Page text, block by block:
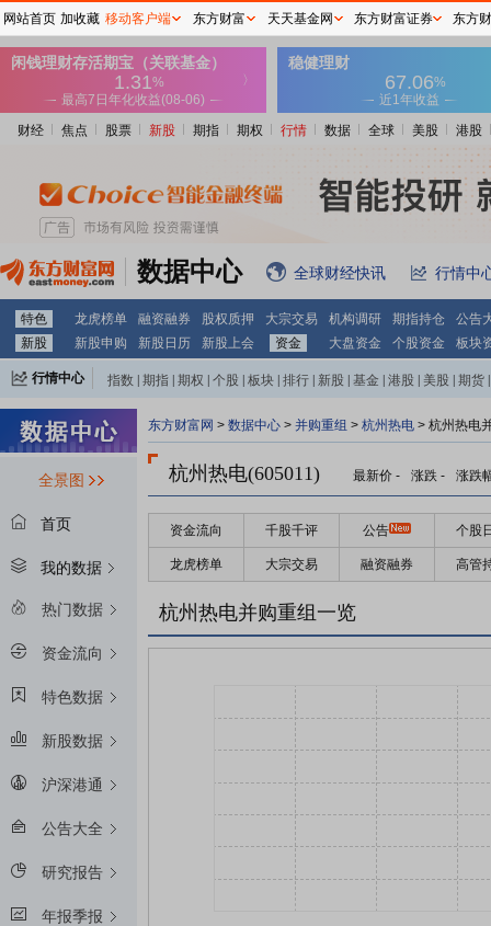
财经 焦点 股票 新股 期指 期权 行情 数据 全球 美股 港股
数据中心 全球财经快讯 行情中
特色 龙虎榜单 融资融券 股权质押 大宗交易 机构调研 期指持仓
公告
新股
新股申购 新股日历 新股上会 资金 大盘资金 个股资金 板块
行情中心 指数 期指 期权 个股 板块 排行 新股 基金 港股 美股 期货
全景图
首页
我的数据
热门数据
资金流向
特色数据
新股数据
沪深港通
公告大全
研究报告
年报季报
东方财富网 > 数据中心 > 并购重组 > 杭州热电 > 杭州热电
杭州热电(605011) 最新价 - 涨跌 - 涨跌
资金流向 千股千评 公告 个股
龙虎榜单 大宗交易 融资融券 高管
杭州热电并购重组一览
网站首页 加收藏 移动客户端 东方财富 天天基金网 东方财富证券 东方